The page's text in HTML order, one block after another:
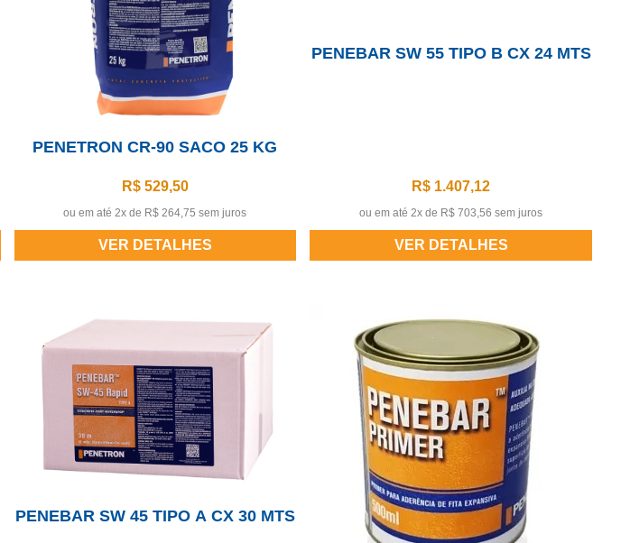
PENETRON CR-90 SACO 25 KG
R$ 529,50
ou em até 2x de R$ 264,75 sem juros
VER DETALHES
PENEBAR SW 55 TIPO B CX 24 MTS
R$ 1.407,12
ou em até 2x de R$ 703,56 sem juros
VER DETALHES
PENEBAR SW 45 TIPO A CX 30 MTS